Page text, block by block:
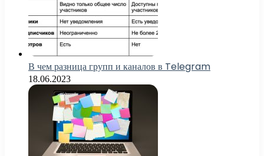
В чем разница групп и каналов в Telegram
18.06.2023